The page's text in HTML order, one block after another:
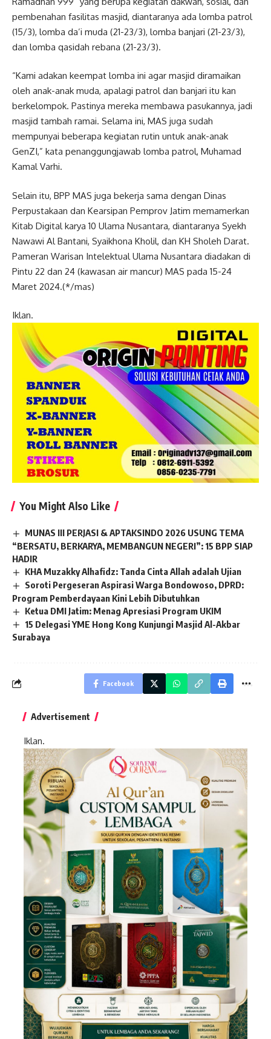
pembenahan fasilitas masjid, diantaranya ada lomba patrol
(15/3), lomba da’i muda (21-23/3), lomba banjari (21-23/3),
dan lomba qasidah rebana (21-23/3).
“Kami adakan keempat lomba ini agar masjid diramaikan
oleh anak-anak muda, apalagi patrol dan banjari itu kan
berkelompok. Pastinya mereka membawa pasukannya, jadi
masjid tambah ramai. Selama ini, MAS juga sudah
mempunyai beberapa kegiatan rutin untuk anak-anak
GenZI,” kata penanggungjawab lomba patrol, Muhamad
Kamal Varhi.
Selain itu, BPP MAS juga bekerja sama dengan Dinas
Perpustakaan dan Kearsipan Pemprov Jatim memamerkan
Kitab Digital karya 10 Ulama Nusantara, diantaranya Syekh
Nawawi Al Bantani, Syaikhona Kholil, dan KH Sholeh Darat.
Pameran Warisan Intelektual Ulama Nusantara diadakan di
Pintu 22 dan 24 (kawasan air mancur) MAS pada 15-24
Maret 2024.(*/mas)
Iklan.
You Might Also Like
MUNAS III PERJASI & APTAKSINDO 2026 USUNG TEMA
“BERSATU, BERKARYA, MEMBANGUN NEGERI”: 15 BPP SIAP
HADIR
KHA Muzakky Alhafidz: Tanda Cinta Allah adalah Ujian
Soroti Pergeseran Aspirasi Warga Bondowoso, DPRD:
Program Pemberdayaan Kini Lebih Dibutuhkan
Ketua DMI Jatim: Menag Apresiasi Program UKIM
15 Delegasi YME Hong Kong Kunjungi Masjid Al-Akbar
Surabaya
Facebook
Advertisement
Iklan.